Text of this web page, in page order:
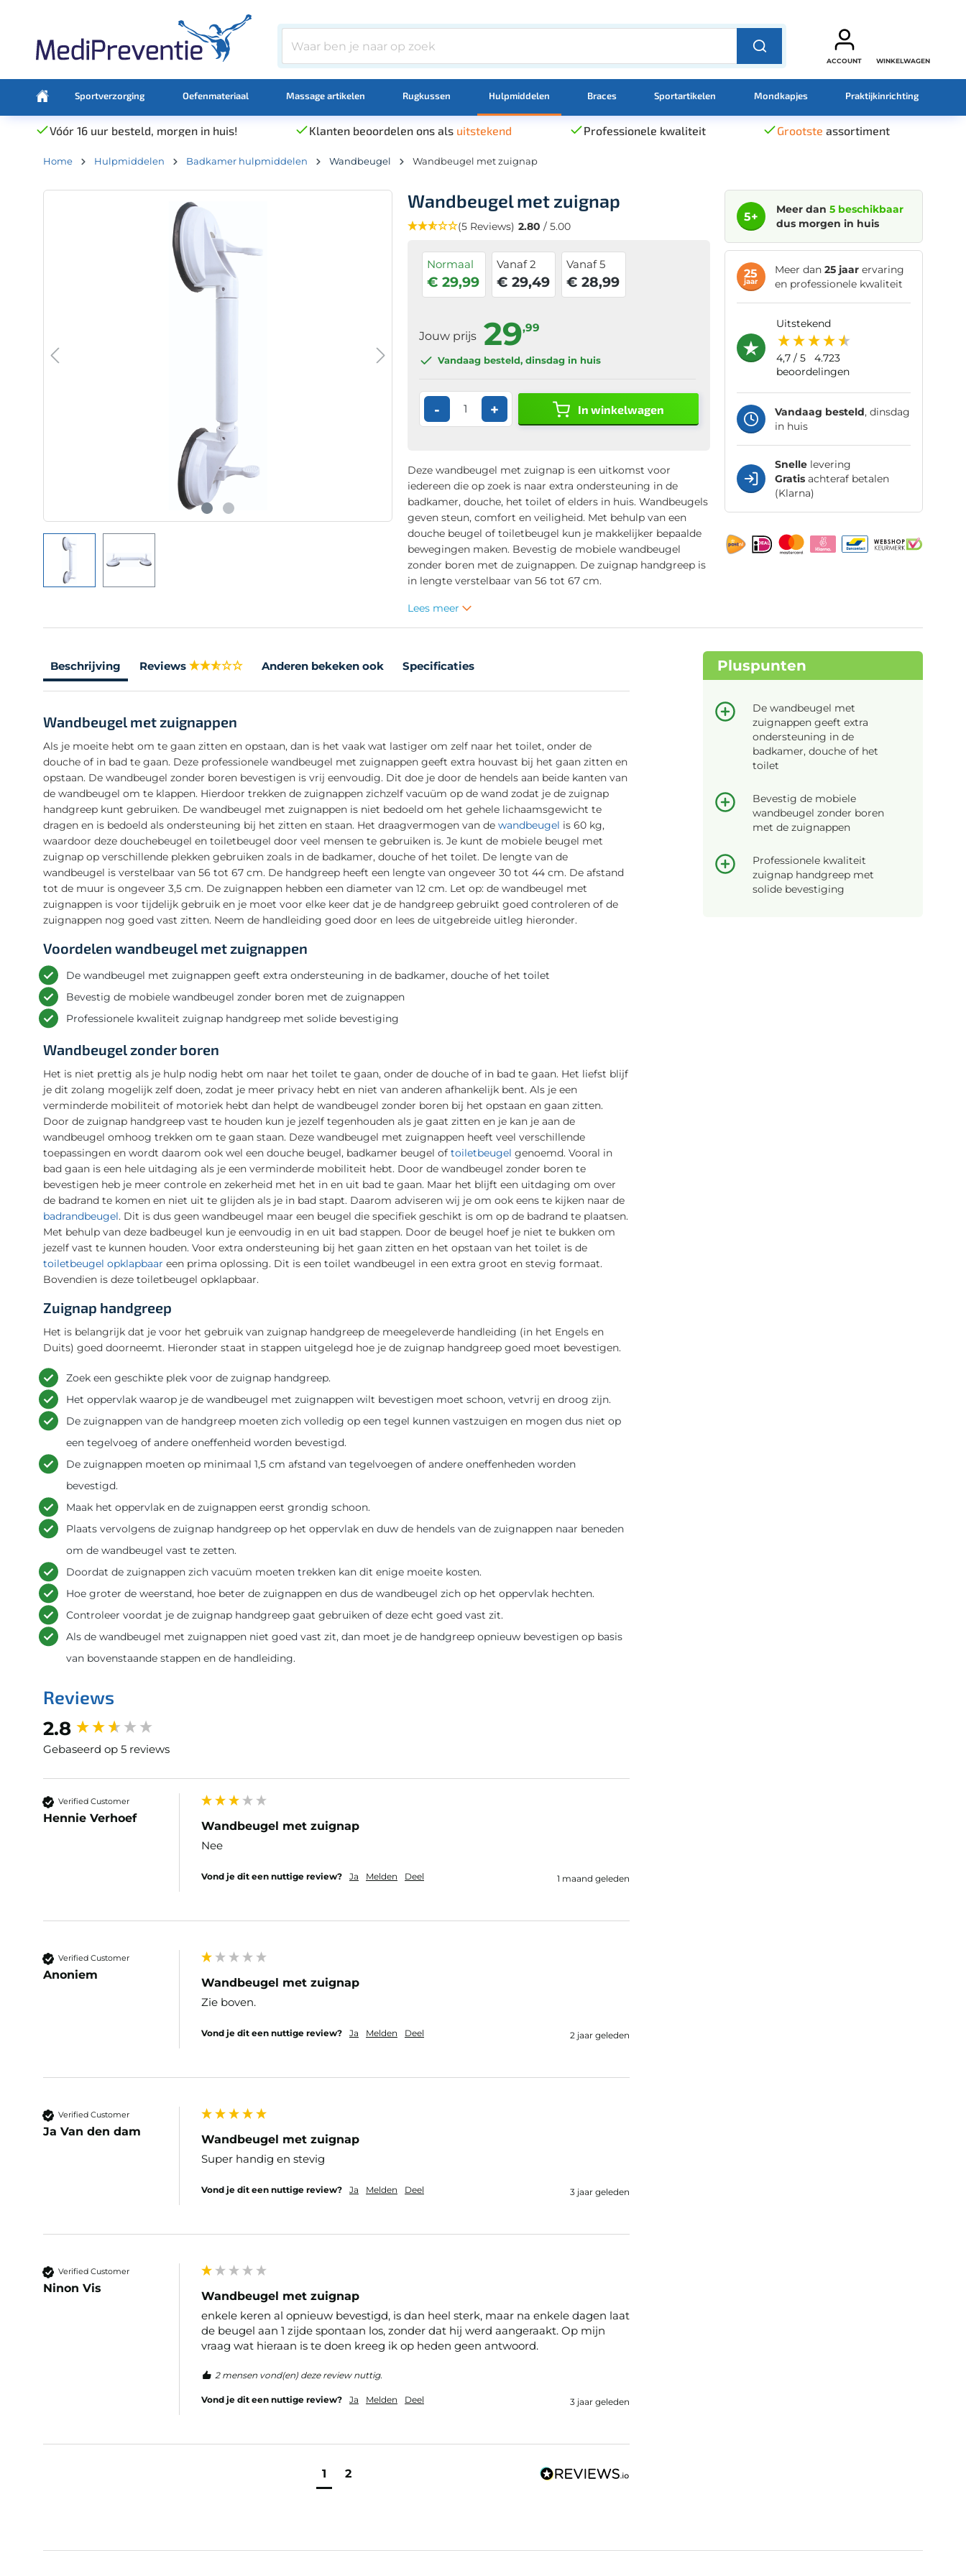
ACCOUNT WINKELWAGEN
Sportverzorging Oefenmateriaal Massage artikelen Rugkussen Hulpmiddelen Braces Sportartikelen Mondkapjes Praktijkinrichting
Vóór 16 uur besteld, morgen in huis! Klanten beoordelen ons als uitstekend Professionele kwaliteit Grootste assortiment
Home Hulpmiddelen Badkamer hulpmiddelen Wandbeugel Wandbeugel met zuignap
Wandbeugel met zuignap
(5 Reviews) 2.80 / 5.00
Normaal
€ 29,99
Vanaf 2
€ 29,49
Vanaf 5
€ 28,99
Jouw prijs 29,99
Vandaag besteld, dinsdag in huis
- + In winkelwagen
Deze wandbeugel met zuignap is een uitkomst voor
iedereen die op zoek is naar extra ondersteuning in de
badkamer, douche, het toilet of elders in huis. Wandbeugels
geven steun, comfort en veiligheid. Met behulp van een
douche beugel of toiletbeugel kun je makkelijker bepaalde
bewegingen maken. Bevestig de mobiele wandbeugel
zonder boren met de zuignappen. De zuignap handgreep is
in lengte verstelbaar van 56 tot 67 cm.
Lees meer
5+
Meer dan 5 beschikbaar
dus morgen in huis
25
jaar
Meer dan 25 jaarervaring
en professionele kwaliteit
uitstekend
4,7/ 5
4.723
beoordelingen
Vandaag besteld, dinsdag
in huis
Snellelevering
Gratisachteraf betalen
(Klarna)
Beschrijving Reviews Anderen bekeken ook Specificaties
Wandbeugel met zuignappen
Als je moeite hebt om te gaan zitten en opstaan, dan is het vaak wat lastiger om zelf naar het toilet, onder de
douche of in bad te gaan. Deze professionele wandbeugel met zuignappen geeft extra houvast bij het gaan zitten en
opstaan. De wandbeugel zonder boren bevestigen is vrij eenvoudig. Dit doe je door de hendels aan beide kanten van
de wandbeugel om te klappen. Hierdoor trekken de zuignappen zichzelf vacuüm op de wand zodat je de zuignap
handgreep kunt gebruiken. De wandbeugel met zuignappen is niet bedoeld om het gehele lichaamsgewicht te
dragen en is bedoeld als ondersteuning bij het zitten en staan. Het draagvermogen van de wandbeugel is 60 kg,
waardoor deze douchebeugel en toiletbeugel door veel mensen te gebruiken is. Je kunt de mobiele beugel met
zuignap op verschillende plekken gebruiken zoals in de badkamer, douche of het toilet. De lengte van de
wandbeugel is verstelbaar van 56 tot 67 cm. De handgreep heeft een lengte van ongeveer 30 tot 44 cm. De afstand
tot de muur is ongeveer 3,5 cm. De zuignappen hebben een diameter van 12 cm. Let op: de wandbeugel met
zuignappen is voor tijdelijk gebruik en je moet voor elke keer dat je de handgreep gebruikt goed controleren of de
zuignappen nog goed vast zitten. Neem de handleiding goed door en lees de uitgebreide uitleg hieronder.
Voordelen wandbeugel met zuignappen
De wandbeugel met zuignappen geeft extra ondersteuning in de badkamer, douche of het toilet
Bevestig de mobiele wandbeugel zonder boren met de zuignappen
Professionele kwaliteit zuignap handgreep met solide bevestiging
Wandbeugel zonder boren
Het is niet prettig als je hulp nodig hebt om naar het toilet te gaan, onder de douche of in bad te gaan. Het liefst blijf
je dit zolang mogelijk zelf doen, zodat je meer privacy hebt en niet van anderen afhankelijk bent. Als je een
verminderde mobiliteit of motoriek hebt dan helpt de wandbeugel zonder boren bij het opstaan en gaan zitten.
Door de zuignap handgreep vast te houden kun je jezelf tegenhouden als je gaat zitten en je kan je aan de
wandbeugel omhoog trekken om te gaan staan. Deze wandbeugel met zuignappen heeft veel verschillende
toepassingen en wordt daarom ook wel een douche beugel, badkamer beugel of toiletbeugel genoemd. Vooral in
bad gaan is een hele uitdaging als je een verminderde mobiliteit hebt. Door de wandbeugel zonder boren te
bevestigen heb je meer controle en zekerheid met het in en uit bad te gaan. Maar het blijft een uitdaging om over
de badrand te komen en niet uit te glijden als je in bad stapt. Daarom adviseren wij je om ook eens te kijken naar de
badrandbeugel. Dit is dus geen wandbeugel maar een beugel die specifiek geschikt is om op de badrand te plaatsen.
Met behulp van deze badbeugel kun je eenvoudig in en uit bad stappen. Door de beugel hoef je niet te bukken om
jezelf vast te kunnen houden. Voor extra ondersteuning bij het gaan zitten en het opstaan van het toilet is de
toiletbeugel opklapbaar een prima oplossing. Dit is een toilet wandbeugel in een extra groot en stevig formaat.
Bovendien is deze toiletbeugel opklapbaar.
Zuignap handgreep
Het is belangrijk dat je voor het gebruik van zuignap handgreep de meegeleverde handleiding (in het Engels en
Duits) goed doorneemt. Hieronder staat in stappen uitgelegd hoe je de zuignap handgreep goed moet bevestigen.
Zoek een geschikte plek voor de zuignap handgreep.
Het oppervlak waarop je de wandbeugel met zuignappen wilt bevestigen moet schoon, vetvrij en droog zijn.
De zuignappen van de handgreep moeten zich volledig op een tegel kunnen vastzuigen en mogen dus niet op
een tegelvoeg of andere oneffenheid worden bevestigd.
De zuignappen moeten op minimaal 1,5 cm afstand van tegelvoegen of andere oneffenheden worden
bevestigd.
Maak het oppervlak en de zuignappen eerst grondig schoon.
Plaats vervolgens de zuignap handgreep op het oppervlak en duw de hendels van de zuignappen naar beneden
om de wandbeugel vast te zetten.
Doordat de zuignappen zich vacuüm moeten trekken kan dit enige moeite kosten.
Hoe groter de weerstand, hoe beter de zuignappen en dus de wandbeugel zich op het oppervlak hechten.
Controleer voordat je de zuignap handgreep gaat gebruiken of deze echt goed vast zit.
Als de wandbeugel met zuignappen niet goed vast zit, dan moet je de handgreep opnieuw bevestigen op basis
van bovenstaande stappen en de handleiding.
Reviews
2.8
Gebaseerd op 5 reviews
Verified Customer
Hennie Verhoef
Wandbeugel met zuignap
Nee
Vond je dit een nuttige review? Ja Melden Deel 1 maand geleden
Verified Customer
Anoniem
Wandbeugel met zuignap
Zie boven.
Vond je dit een nuttige review? Ja Melden Deel 2 jaar geleden
Verified Customer
Ja Van den dam
Wandbeugel met zuignap
Super handig en stevig
Vond je dit een nuttige review? Ja Melden Deel 3 jaar geleden
Verified Customer
Ninon Vis
Wandbeugel met zuignap
enkele keren al opnieuw bevestigd, is dan heel sterk, maar na enkele dagen laat
de beugel aan 1 zijde spontaan los, zonder dat hij werd aangeraakt. Op mijn
vraag wat hieraan is te doen kreeg ik op heden geen antwoord.
2 mensen vond(en) deze review nuttig.
Vond je dit een nuttige review? Ja Melden Deel 3 jaar geleden
1 2
New content loaded
Pluspunten
De wandbeugel met
zuignappen geeft extra
ondersteuning in de
badkamer, douche of het
toilet
Bevestig de mobiele
wandbeugel zonder boren
met de zuignappen
Professionele kwaliteit
zuignap handgreep met
solide bevestiging